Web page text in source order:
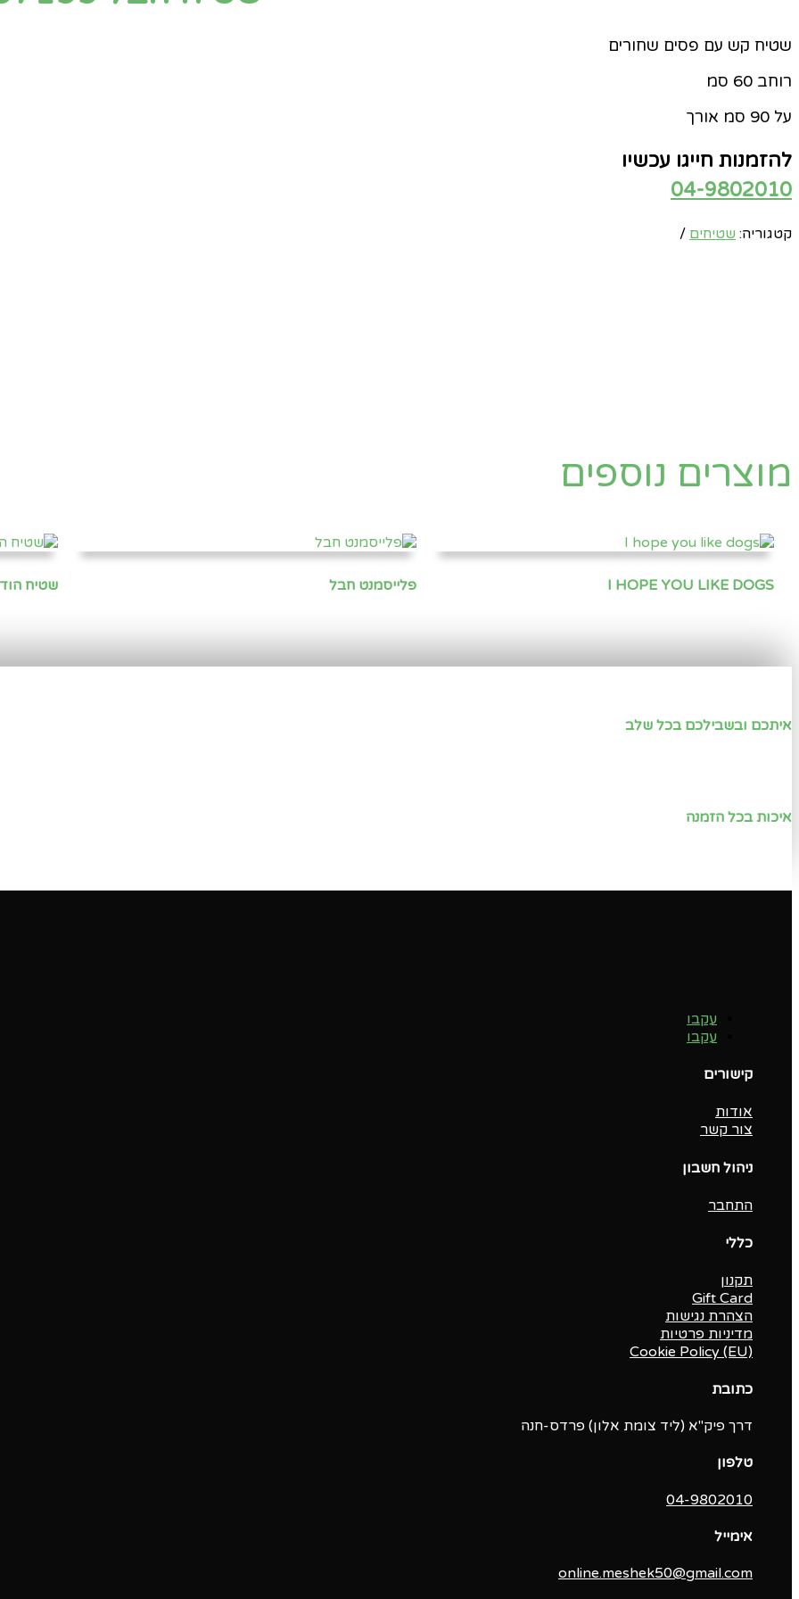
שטיח קש עם פסים שחורים
רוחב 60 סמ
על 90 סמ אורך
להזמנות חייגו עכשיו
04-9802010
קטגוריה: שטיחים
מוצרים נוספים
I HOPE YOU LIKE DOGS פלייסמנט חבל שטיח
איתכם ובשבילכם בכל שלב
איכות בכל הזמנה
עקבו
עקבו
קישורים
אודות
צור קשר
ניהול חשבון
התחבר
כללי
תקנון
Gift Card
הצהרת נגישות
מדיניות פרטיות
Cookie Policy (EU)
כתובת
דרך פיק"א (ליד צומת אלון) פרדס-חנה
טלפון
04-9802010‬
אימייל
online.meshek50@gmail.com